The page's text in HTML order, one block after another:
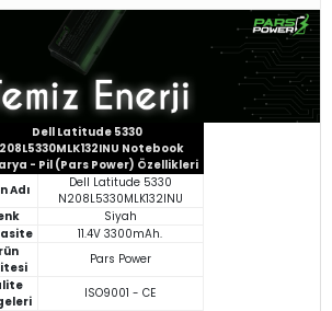
Dell Latitude 5330
Notebook
- Pil (Pars Power) Özellikleri
Adı
Dell Latitude 5330
N208L5330MLK132INU
Siyah
11.4V 3300mAh.
Pars Power
ISO9001 - CE